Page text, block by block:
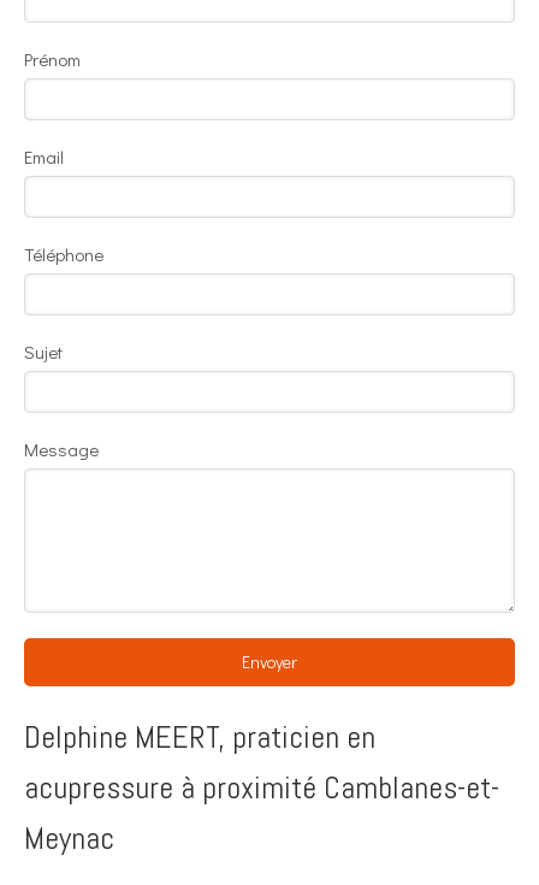
Prénom
Email
Téléphone
Sujet
Message
Envoyer
Delphine MEERT, praticien en
acupressure à proximité Camblanes-et-
Meynac